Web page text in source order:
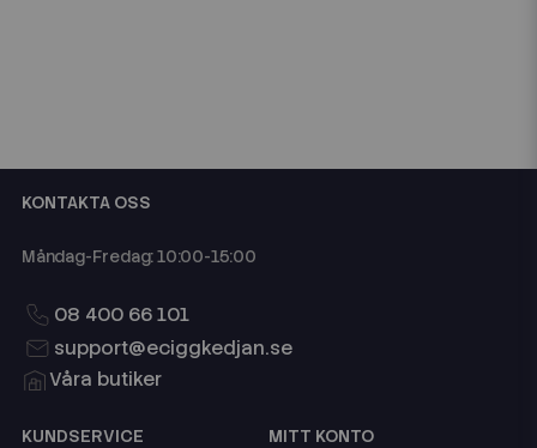
KONTAKTA OSS
Måndag-Fredag: 10:00-15:00
08 400 66 101
support@eciggkedjan.se
Våra butiker
KUNDSERVICE MITT KONTO